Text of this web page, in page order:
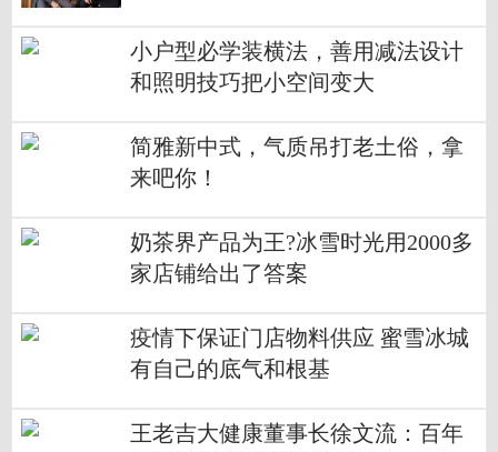
小户型必学装横法，善用减法设计
和照明技巧把小空间变大
简雅新中式，气质吊打老土俗，拿
来吧你！
奶茶界产品为王?冰雪时光用2000多
家店铺给出了答案
疫情下保证门店物料供应 蜜雪冰城
有自己的底气和根基
王老吉大健康董事长徐文流：百年